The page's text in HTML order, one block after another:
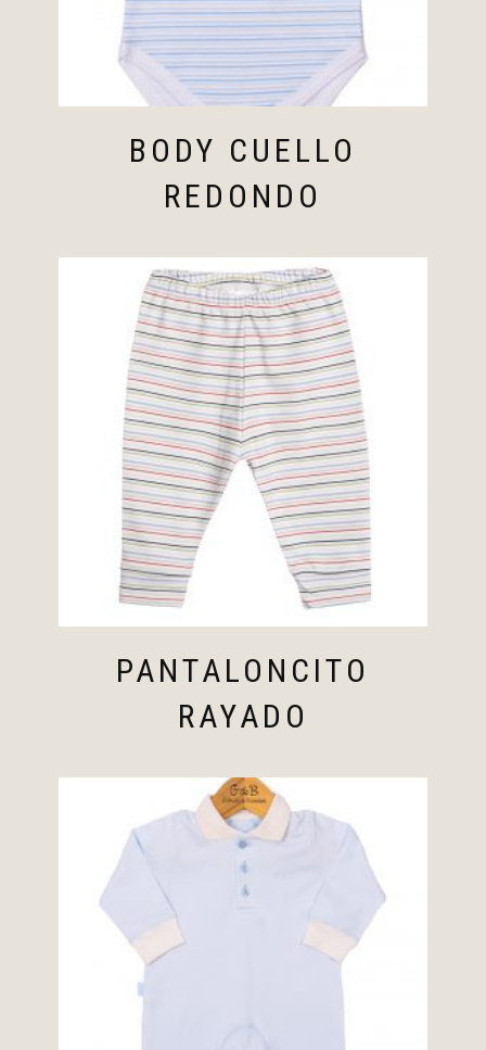
BODY CUELLO
REDONDO
PANTALONCITO
RAYADO